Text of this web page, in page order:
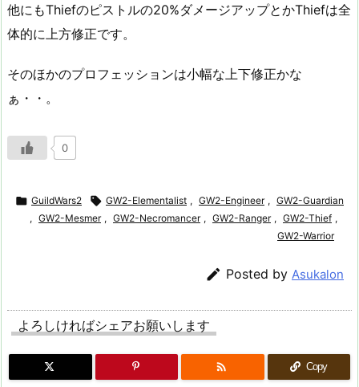
他にもThiefのピストルの20%ダメージアップとかThiefは全
体的に上方修正です。
そのほかのプロフェッションは小幅な上下修正かな
ぁ・・。
0
 GuildWars2  GW2-Elementalist , GW2-Engineer , GW2-Guardian
, GW2-Mesmer , GW2-Necromancer , GW2-Ranger , GW2-Thief ,
GW2-Warrior
 Posted by Asukalon
よろしければシェアお願いします
 Copy